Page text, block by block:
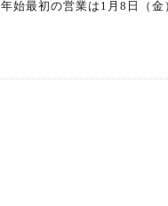
年始最初の営業は1月8日（金